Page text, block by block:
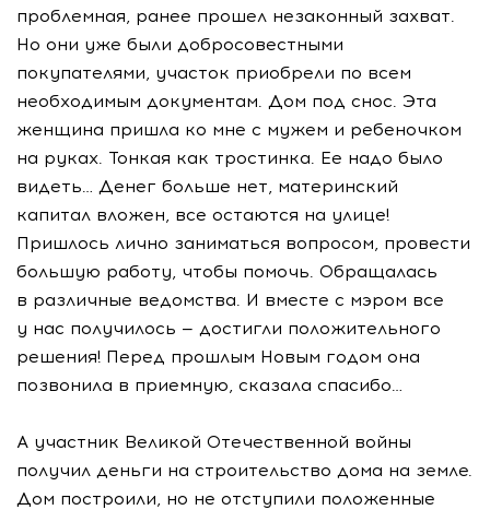
проблемная, ранее прошел незаконный захват.
Но они уже были добросовестными
покупателями, участок приобрели по всем
необходимым документам. Дом под снос. Эта
женщина пришла ко мне с мужем и ребеночком
на руках. Тонкая как тростинка. Ее надо было
видеть… Денег больше нет, материнский
капитал вложен, все остаются на улице!
Пришлось лично заниматься вопросом, провести
большую работу, чтобы помочь. Обращалась
в различные ведомства. И вместе с мэром все
у нас получилось — достигли положительного
решения! Перед прошлым Новым годом она
позвонила в приемную, сказала спасибо…
А участник Великой Отечественной войны
получил деньги на строительство дома на земле.
Дом построили, но не отступили положенные